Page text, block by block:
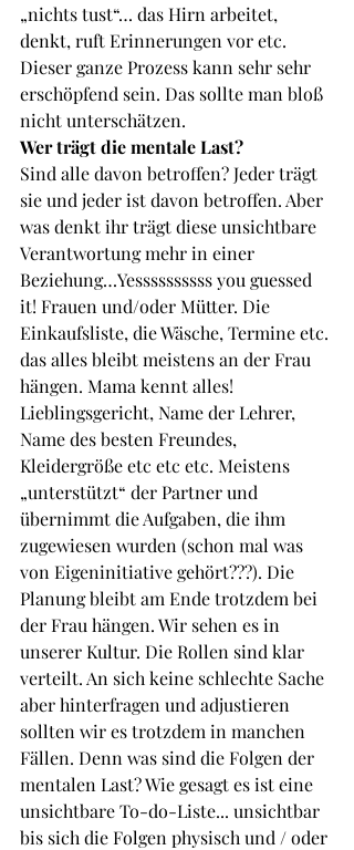
„nichts tust“… das Hirn arbeitet,
denkt, ruft Erinnerungen vor etc.
Dieser ganze Prozess kann sehr sehr
erschöpfend sein. Das sollte man bloß
nicht unterschätzen.
Wer trägt die mentale Last?
Sind alle davon betroffen? Jeder trägt
sie und jeder ist davon betroffen. Aber
was denkt ihr trägt diese unsichtbare
Verantwortung mehr in einer
Beziehung…Yessssssssss you guessed
it! Frauen und/oder Mütter. Die
Einkaufsliste, die Wäsche, Termine etc.
das alles bleibt meistens an der Frau
hängen. Mama kennt alles!
Lieblingsgericht, Name der Lehrer,
Name des besten Freundes,
Kleidergröße etc etc etc. Meistens
„unterstützt“ der Partner und
übernimmt die Aufgaben, die ihm
zugewiesen wurden (schon mal was
von Eigeninitiative gehört???). Die
Planung bleibt am Ende trotzdem bei
der Frau hängen. Wir sehen es in
unserer Kultur. Die Rollen sind klar
verteilt. An sich keine schlechte Sache
aber hinterfragen und adjustieren
sollten wir es trotzdem in manchen
Fällen. Denn was sind die Folgen der
mentalen Last? Wie gesagt es ist eine
unsichtbare To-do-Liste... unsichtbar
bis sich die Folgen physisch und / oder